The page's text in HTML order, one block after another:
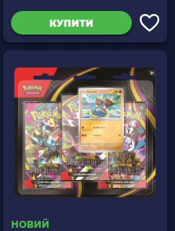
КУПИТИ
НОВИЙ